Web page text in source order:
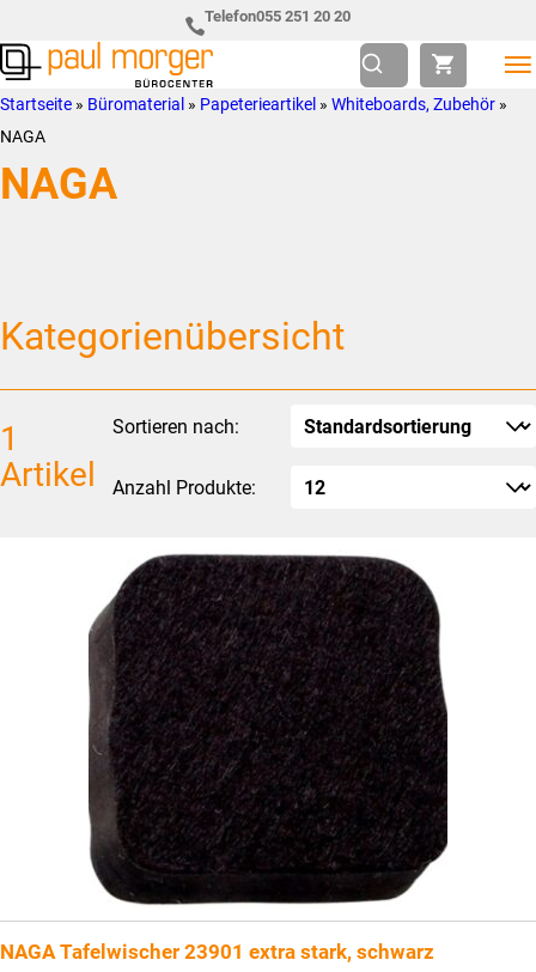
Hauptnavigation
springen
to
main
content
Telefon055 251 20 20
Paul
Morger
AG
Bürocenter
so
individuell
wie
Sie
Startseite » Büromaterial » Papeterieartikel » Whiteboards, Zubehör »
NAGA
NAGA
Kategorienübersicht
1
Artikel
Sortieren nach:
Anzahl Produkte:
NAGA Tafelwischer 23901 extra stark, schwarz